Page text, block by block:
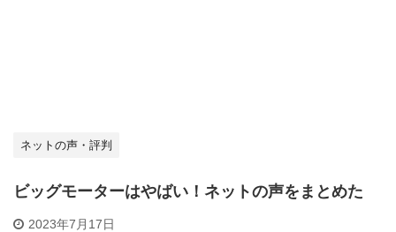
ネットの声・評判
ビッグモーターはやばい！ネットの声をまとめた
2023年7月17日